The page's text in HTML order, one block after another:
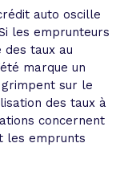
auto oscille
les emprunteurs
taux au
marque un
sur le
des taux à
concernent
les emprunts